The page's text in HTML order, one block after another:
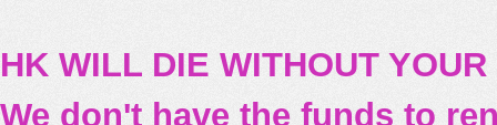
HK WILL DIE WITHOUT
We don't have the funds to